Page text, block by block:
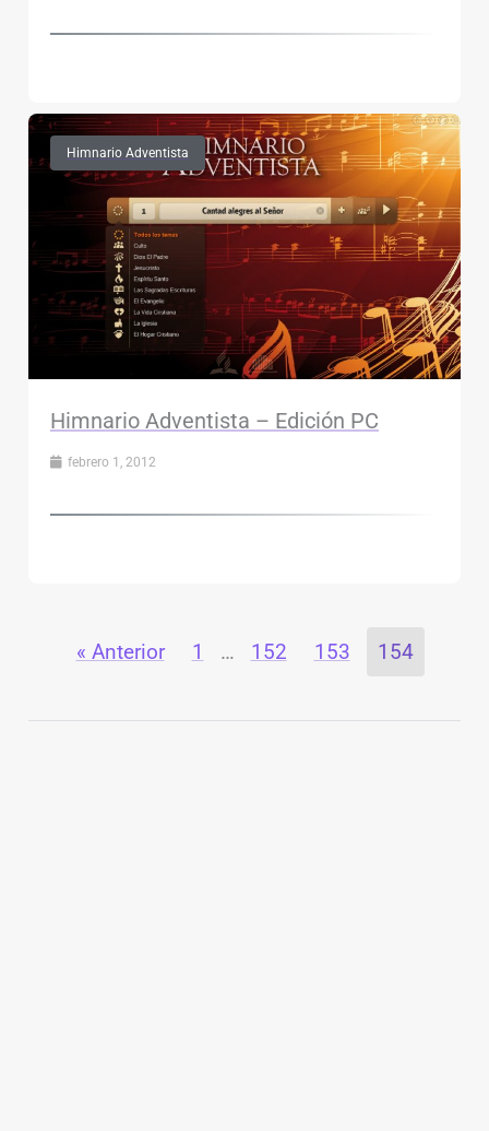
Himnario Adventista
Himnario Adventista – Edición PC
febrero 1, 2012
« Anterior 1 … 152 153 154